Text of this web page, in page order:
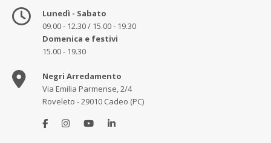
Lunedì - Sabato
09.00 - 12.30 / 15.00 - 19.30
Domenica e festivi
15.00 - 19.30
Negri Arredamento
Via Emilia Parmense, 2/4
Roveleto - 29010 Cadeo (PC)